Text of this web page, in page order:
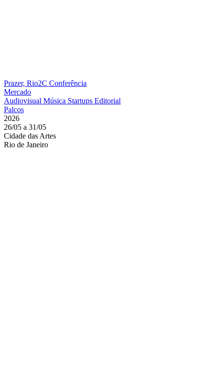
Prazer, Rio2C Conferência
Mercado
Audiovisual Música Startups Editorial
Palcos
2026
26/05 a 31/05
Cidade das Artes
Rio de Janeiro